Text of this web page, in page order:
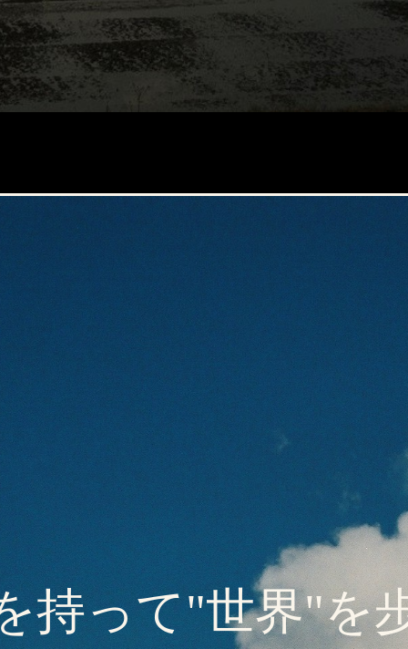
持って"世界"を